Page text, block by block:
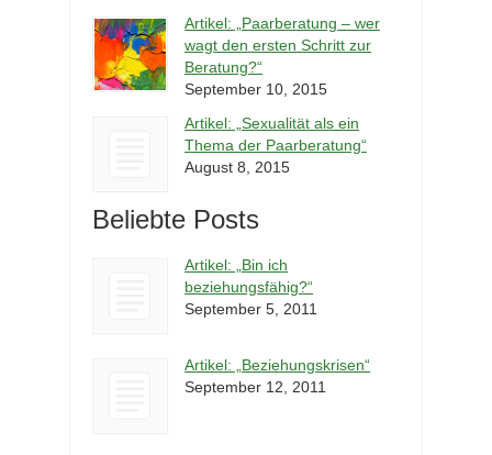
Artikel: „Paarberatung – wer
wagt den ersten Schritt zur
Beratung?“
September 10, 2015
Artikel: „Sexualität als ein
Thema der Paarberatung“
August 8, 2015
Beliebte Posts
Artikel: „Bin ich
beziehungsfähig?“
September 5, 2011
Artikel: „Beziehungskrisen“
September 12, 2011